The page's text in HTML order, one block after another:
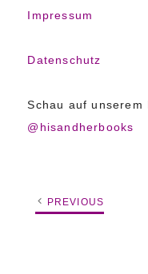
Impressum
Datenschutz
Schau auf
@hisandherbooks
PREVIOUS